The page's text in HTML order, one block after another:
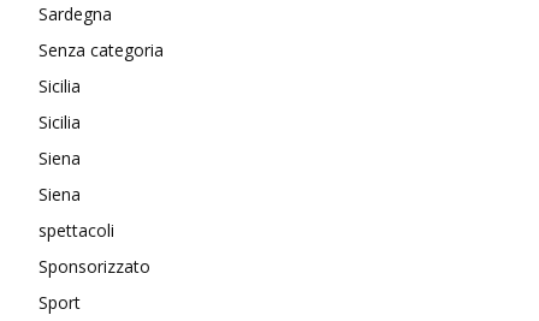
Sardegna
Senza categoria
Sicilia
Sicilia
Siena
Siena
spettacoli
Sponsorizzato
Sport